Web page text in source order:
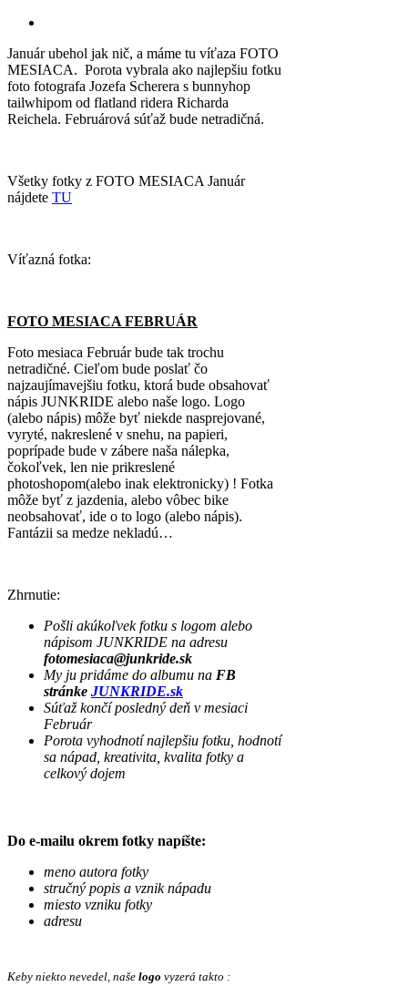
Január ubehol jak nič, a máme tu víťaza FOTO
MESIACA. Porota vybrala ako najlepšiu fotku
foto fotografa Jozefa Scherera s bunnyhop
tailwhipom od flatland ridera Richarda
Reichela. Februárová súťaž bude netradičná.
Všetky fotky z FOTO MESIACA Január
nájdete TU
Víťazná fotka:
FOTO MESIACA FEBRUÁR
Foto mesiaca Február bude tak trochu
netradičné. Cieľom bude poslať čo
najzaujímavejšiu fotku, ktorá bude obsahovať
nápis JUNKRIDE alebo naše logo. Logo
(alebo nápis) môže byť niekde nasprejované,
vyryté, nakreslené v snehu, na papieri,
poprípade bude v zábere naša nálepka,
čokoľvek, len nie prikreslené
photoshopom(alebo inak elektronicky) ! Fotka
môže byť z jazdenia, alebo vôbec bike
neobsahovať, ide o to logo (alebo nápis).
Fantázii sa medze nekladú…
Zhrnutie:
Pošli akúkoľvek fotku s logom alebo
nápisom JUNKRIDE na adresu
fotomesiaca@junkride.sk
My ju pridáme do albumu na FB
stránke JUNKRIDE.sk
Súťaž končí posledný deň v mesiaci
Február
Porota vyhodnotí najlepšiu fotku, hodnotí
sa nápad, kreativita, kvalita fotky a
celkový dojem
Do e-mailu okrem fotky napíšte:
meno autora fotky
stručný popis a vznik nápadu
miesto vzniku fotky
adresu
Keby niekto nevedel, naše logo vyzerá takto :